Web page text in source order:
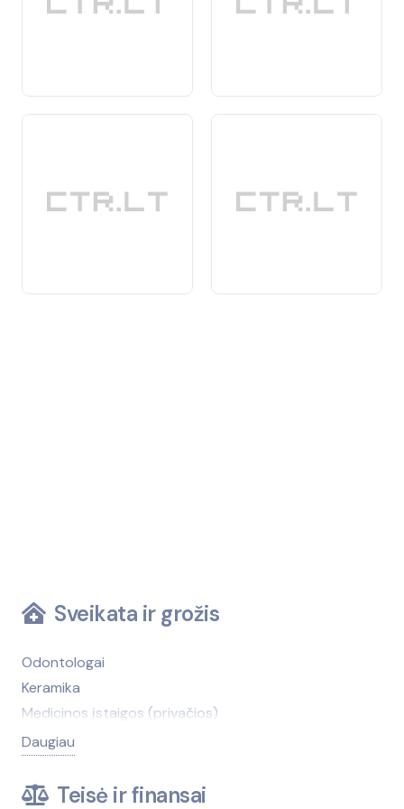
Sveikata ir grožis
Odontologai
Keramika
Medicinos įstaigos (privačios)
Medicinos įstaigos (viešosios)
Medicinos technika, įranga
Daugiau
Teisė ir finansai